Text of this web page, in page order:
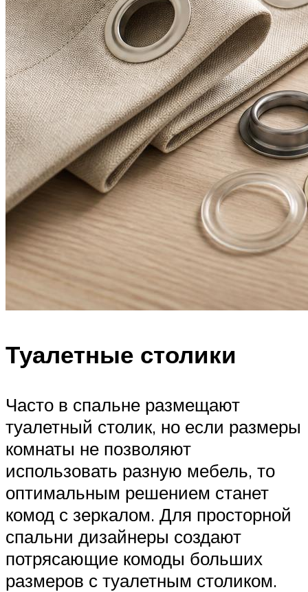
Туалетные столики
Часто в спальне размещают
туалетный столик, но если размеры
комнаты не позволяют
использовать разную мебель, то
оптимальным решением станет
комод с зеркалом. Для просторной
спальни дизайнеры создают
потрясающие комоды больших
размеров с туалетным столиком.